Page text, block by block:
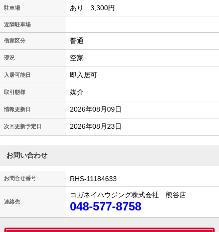
駐車場 あり 3,300円
近隣駐車場
借家区分 普通
現況 空家
入居可能日 即入居可
取引態様 媒介
情報更新日 2026年08月09日
次回更新予定日 2026年08月23日
お問い合わせ
お問合せ番号 RHS-11184633
連絡先
コガネイハウジング株式会社 熊谷店
048-577-8758